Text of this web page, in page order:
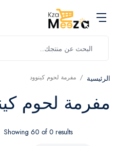
الرئيسية مفرمة لحوم كينوود
مفرمة لحوم
Showing 60 of 0 results